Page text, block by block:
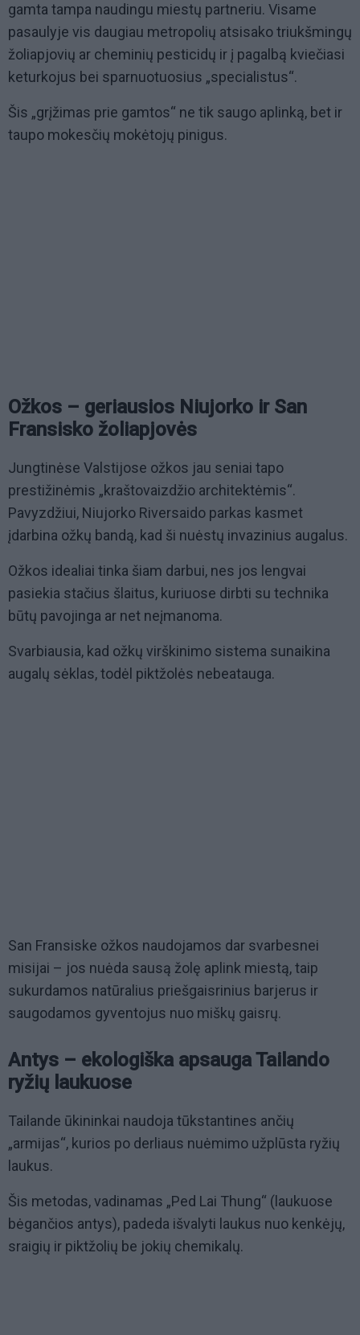
gamta tampa naudingu miestų partneriu. Visame
pasaulyje vis daugiau metropolių atsisako triukšmingų
žoliapjovių ar cheminių pesticidų ir į pagalbą kviečiasi
keturkojus bei sparnuotuosius „specialistus“.
Šis „grįžimas prie gamtos“ ne tik saugo aplinką, bet ir
taupo mokesčių mokėtojų pinigus.
Ožkos – geriausios Niujorko ir San
Fransisko žoliapjovės
Jungtinėse Valstijose ožkos jau seniai tapo
prestižinėmis „kraštovaizdžio architektėmis“.
Pavyzdžiui, Niujorko Riversaido parkas kasmet
įdarbina ožkų bandą, kad ši nuėstų invazinius augalus.
Ožkos idealiai tinka šiam darbui, nes jos lengvai
pasiekia stačius šlaitus, kuriuose dirbti su technika
būtų pavojinga ar net neįmanoma.
Svarbiausia, kad ožkų virškinimo sistema sunaikina
augalų sėklas, todėl piktžolės nebeatauga.
San Fransiske ožkos naudojamos dar svarbesnei
misijai – jos nuėda sausą žolę aplink miestą, taip
sukurdamos natūralius priešgaisrinius barjerus ir
saugodamos gyventojus nuo miškų gaisrų.
Antys – ekologiška apsauga Tailando
ryžių laukuose
Tailande ūkininkai naudoja tūkstantines ančių
„armijas“, kurios po derliaus nuėmimo užplūsta ryžių
laukus.
Šis metodas, vadinamas „Ped Lai Thung“ (laukuose
bėgančios antys), padeda išvalyti laukus nuo kenkėjų,
sraigių ir piktžolių be jokių chemikalų.